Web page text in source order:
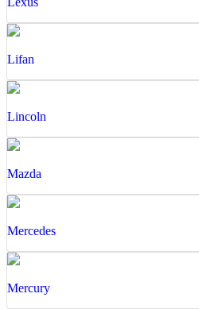
Lifan
Lincoln
Mazda
Mercedes
Mercury